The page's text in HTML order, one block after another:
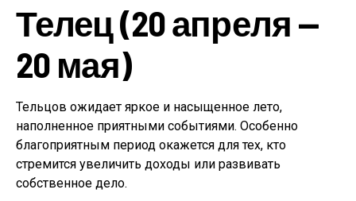
Телец (20 апреля —
20 мая)
Тельцов ожидает яркое и насыщенное лето,
наполненное приятными событиями. Особенно
благоприятным период окажется для тех, кто
стремится увеличить доходы или развивать
собственное дело.